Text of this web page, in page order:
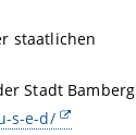
staatlichen
Stadt Bamberg
s-e-d/